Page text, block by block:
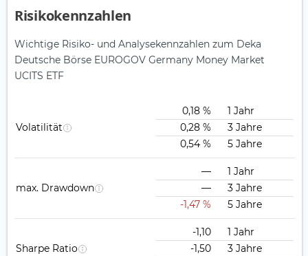
Risikokennzahlen
Wichtige Risiko- und Analysekennzahlen zum Deka
Deutsche Börse EUROGOV Germany Money Market
UCITS ETF
Volatilität
0,18 %
1 Jahr
0,28 %
3 Jahre
0,54 %
5 Jahre
max. Drawdown
—
1 Jahr
—
3 Jahre
-1,47 %
5 Jahre
Sharpe Ratio
-1,10
1 Jahr
-1,50
3 Jahre